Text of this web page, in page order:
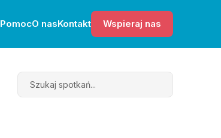
PomocO nasKontakt Wspieraj nas
Search